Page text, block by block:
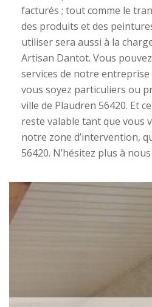
facturés ; tout comme le
des produits et des
utiliser sera aussi à la
Artisan Dantot. Vous
services de notre
vous soyez particuliers ou
ville de Plaudren 56420. Et
reste valable tant que vous
notre zone d’intervention,
56420. N’hésitez plus à